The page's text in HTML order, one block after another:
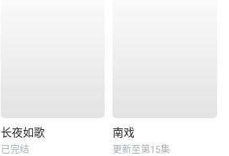
长夜如歌
已完结
南戏
更新至第15集